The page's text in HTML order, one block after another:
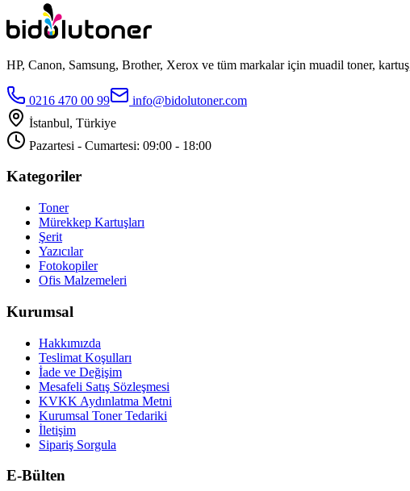
HP, Canon, Samsung, Brother, Xerox ve tüm markalar için muadil toner,
0216 470 00 99
info@bidolutoner.com
İstanbul, Türkiye
Pazartesi - Cumartesi: 09:00 - 18:00
Kategoriler
Toner
Mürekkep Kartuşları
Şerit
Yazıcılar
Fotokopiler
Ofis Malzemeleri
Kurumsal
Hakkımızda
Teslimat Koşulları
İade ve Değişim
Mesafeli Satış Sözleşmesi
KVKK Aydınlatma Metni
Kurumsal Toner Tedariki
İletişim
Sipariş Sorgula
E-Bülten